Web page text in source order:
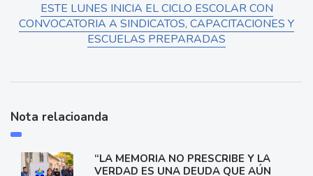
ESTE LUNES INICIA EL CICLO ESCOLAR CON
CONVOCATORIA A SINDICATOS, CAPACITACIONES Y
ESCUELAS PREPARADAS
Nota relacioanda
“LA MEMORIA NO PRESCRIBE Y LA
VERDAD ES UNA DEUDA QUE AÚN